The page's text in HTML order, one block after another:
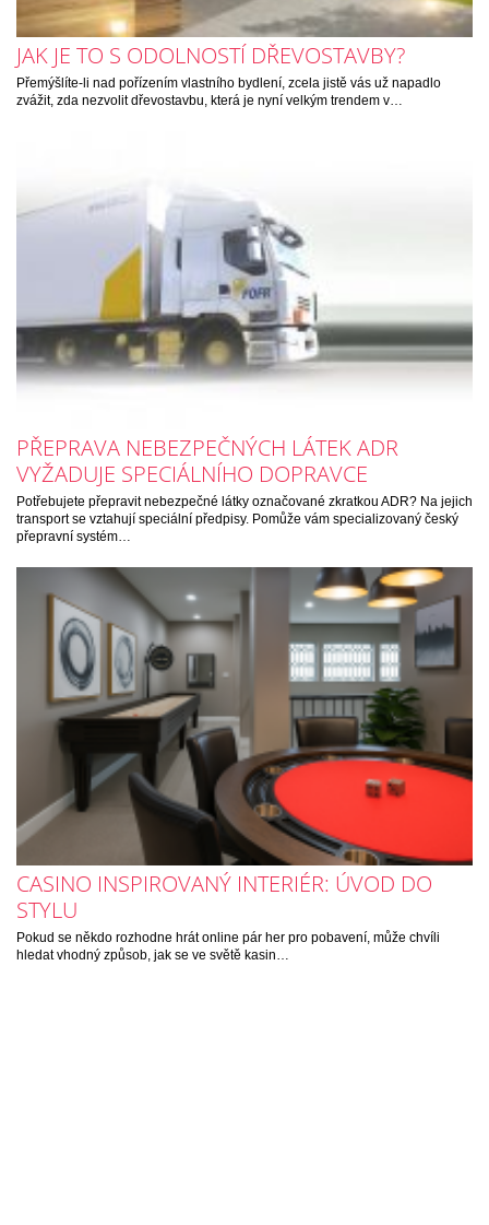
JAK JE TO S ODOLNOSTÍ DŘEVOSTAVBY?
Přemýšlíte-li nad pořízením vlastního bydlení, zcela jistě vás už napadlo
zvážit, zda nezvolit dřevostavbu, která je nyní velkým trendem v…
PŘEPRAVA NEBEZPEČNÝCH LÁTEK ADR
VYŽADUJE SPECIÁLNÍHO DOPRAVCE
Potřebujete přepravit nebezpečné látky označované zkratkou ADR? Na jejich
transport se vztahují speciální předpisy. Pomůže vám specializovaný český
přepravní systém…
CASINO INSPIROVANÝ INTERIÉR: ÚVOD DO
STYLU
Pokud se někdo rozhodne hrát online pár her pro pobavení, může chvíli
hledat vhodný způsob, jak se ve světě kasin…